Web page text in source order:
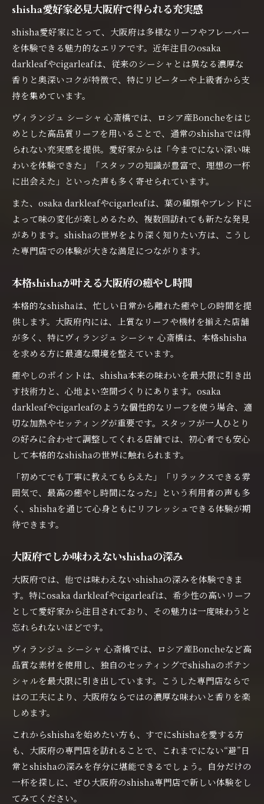
shisha愛好家必見大阪府で得られる充実感
shisha愛好家にとって、大阪府は多様なリーフやフレーバー
を体験できる魅力的なエリアです。近年注目のosaka
darkleafやcigarleafは、従来のシーシャとは異なる濃厚な
香りと奥深いコクが特徴で、特にリピーターや上級者から支
持を集めています。
ヴィランジュ シーシャ 心斎橋では、ロシア産Boncheをはじ
めとした高品質リーフを用いることで、通常のshishaでは得
られない充実感を提供。愛好家からは「今までにない深い味
わいを体験できた」「スタッフの知識が豊富で、理想の一杯
に出会えた」といった声も多く寄せられています。
また、osaka darkleafやcigarleafは、葉の種類やブレンドに
よって味の変化が楽しめるため、複数回訪れても新たな発見
があります。shishaの世界をより深く知りたい方は、こうし
た専門店での体験が大きな満足につながります。
本格shishaが叶える大阪府の癒やし時間
本格的なshishaは、忙しい日常から離れた癒やしの時間を提
供します。大阪府内には、上質なリーフや機材を揃えた店舗
が多く、特にヴィランジュ シーシャ 心斎橋は、本格shisha
を求める方に最適な環境を整えています。
癒やしのポイントは、shisha本来の味わいを最大限に引き出
す技術力と、心地よい空間づくりにあります。osaka
darkleafやcigarleafのような個性的なリーフを使う場合、適
切な加熱やセッティングが重要です。スタッフが一人ひとり
の好みに合わせて調整してくれる店舗では、初心者でも安心
して本格的なshishaの世界に触れられます。
「初めてでも丁寧に教えてもらえた」「リラックスできる雰
囲気で、最高の癒やし時間になった」という利用者の声も多
く、shishaを通じて心身ともにリフレッシュできる体験が期
待できます。
大阪府でしか味わえないshishaの深み
大阪府では、他では味わえないshishaの深みを体験できま
す。特にosaka darkleafやcigarleafは、希少性の高いリーフ
として愛好家から注目されており、その魅力は一度味わうと
忘れられないほどです。
ヴィランジュ シーシャ 心斎橋では、ロシア産Boncheなど高
品質な素材を使用し、独自のセッティングでshishaのポテン
シャルを最大限に引き出しています。こうした専門店ならで
はの工夫により、大阪府ならではの濃厚な味わいと香りを楽
しめます。
これからshishaを始めたい方も、すでにshishaを愛する方
も、大阪府の専門店を訪れることで、これまでにない“避”日
常とshishaの深みを存分に堪能できるでしょう。自分だけの
一杯を探しに、ぜひ大阪府のshisha専門店で新しい体験をし
てみてください。